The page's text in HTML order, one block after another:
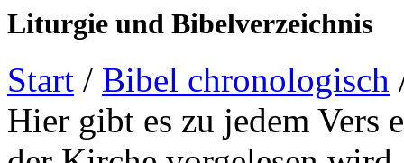
Liturgie und Bibelverzeichnis
Start / Bibel chronologisch
Hier gibt es zu jedem Vers